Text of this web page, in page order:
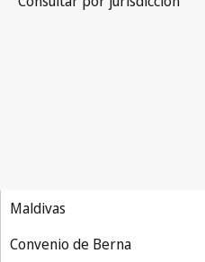
Maldivas
Convenio de Berna